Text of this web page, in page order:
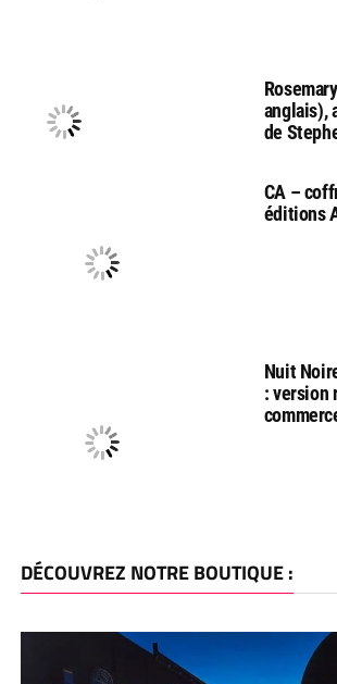
anglais),
de
CA –
éditions
Nuit
: version
DÉCOUVREZ NOTRE BOUTIQUE :